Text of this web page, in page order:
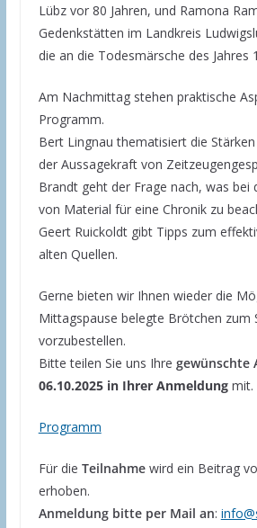
Lübz vor 80 Jahren, und Ramona
Gedenkstätten im Landkreis
die an die Todesmärsche des Jahres
Am Nachmittag stehen praktische
Programm.
Bert Lingnau thematisiert die
der Aussagekraft von
Brandt geht der Frage nach, was bei
von Material für eine Chronik zu
Geert Ruickoldt gibt Tipps zum
alten Quellen.
Gerne bieten wir Ihnen wieder die
Mittagspause belegte Brötchen zum
vorzubestellen.
Bitte teilen Sie uns Ihre gewünschte
06.10.2025 in Ihrer Anmeldungmit.
Programm
Für die Teilnahmewird ein Beitrag
erhoben.
Anmeldung bitte per Mail an: